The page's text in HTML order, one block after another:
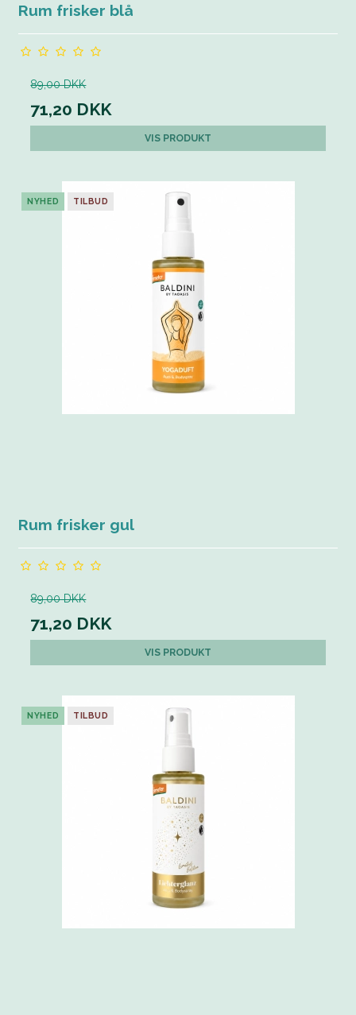
Rum frisker blå
89,00 DKK
71,20 DKK
VIS PRODUKT
NYHED TILBUD
Rum frisker gul
89,00 DKK
71,20 DKK
VIS PRODUKT
NYHED TILBUD